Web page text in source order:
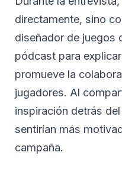
directamente, sino
diseñador de juegos
pódcast para
promueve la
jugadores. Al
inspiración detrás
sentirían más
campaña.